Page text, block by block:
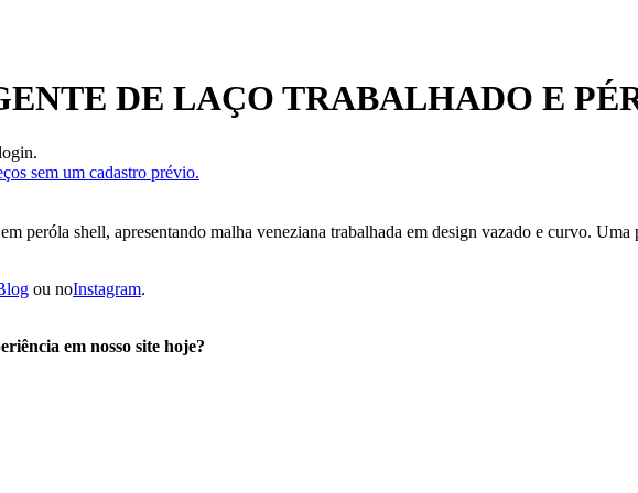
DE LAÇO TRABALHADO E
sem um cadastro prévio.
peróla shell, apresentando malha veneziana trabalhada em design vazado e curvo.
ou noInstagram.
em nosso site hoje?